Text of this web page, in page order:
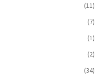
(11)
(7)
(1)
(2)
(34)